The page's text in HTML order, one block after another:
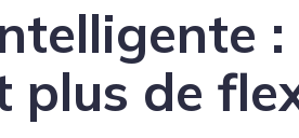
plus de